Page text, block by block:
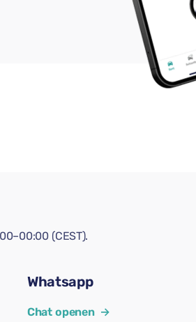
(CEST).
Whatsapp
Chat openen →